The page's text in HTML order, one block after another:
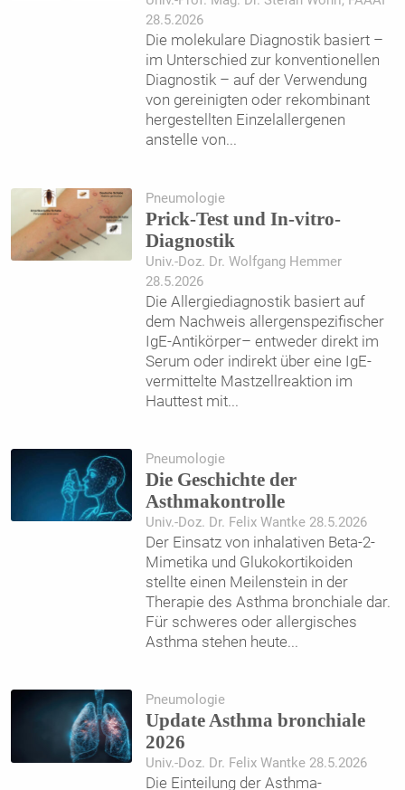
28.5.2026
Die molekulare Diagnostik basiert –
im Unterschied zur konventionellen
Diagnostik – auf der Verwendung
von gereinigten oder rekombinant
hergestellten Einzelallergenen
anstelle von...
Pneumologie
Prick-Test und In-vitro-
Diagnostik
Univ.-Doz. Dr. Wolfgang Hemmer
28.5.2026
Die Allergiediagnostik basiert auf
dem Nachweis allergenspezifischer
IgE-Antikörper– entweder direkt im
Serum oder indirekt über eine IgE-
vermittelte Mastzellreaktion im
Hauttest mit...
Pneumologie
Die Geschichte der
Asthmakontrolle
Univ.-Doz. Dr. Felix Wantke 28.5.2026
Der Einsatz von inhalativen Beta-2-
Mimetika und Glukokortikoiden
stellte einen Meilenstein in der
Therapie des Asthma bronchiale dar.
Für schweres oder allergisches
Asthma stehen heute...
Pneumologie
Update Asthma bronchiale
2026
Univ.-Doz. Dr. Felix Wantke 28.5.2026
Die Einteilung der Asthma-